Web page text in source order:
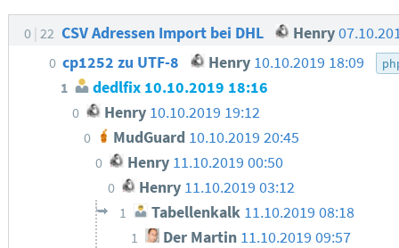
0 22 CSV Adressen Import bei DHL Henry
0 cp1252 zu UTF-8 Henry 10.10.2019 18:09
1 dedlfix 10.10.2019 18:16
0 Henry 10.10.2019 19:12
0 MudGuard 10.10.2019 20:45
0 Henry 11.10.2019 00:50
0 Henry 11.10.2019 03:12
1 Tabellenkalk 11.10.2019 08:18
1 Der Martin 11.10.2019 09:57